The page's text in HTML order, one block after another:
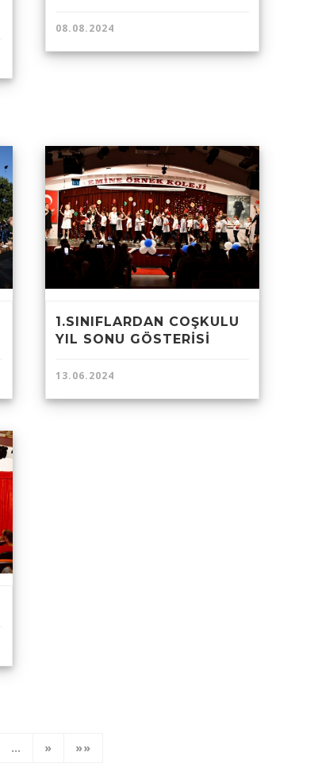
08.08.2024
1.SINIFLARDAN COŞKULU
YIL SONU GÖSTERİSİ
13.06.2024
… » »»